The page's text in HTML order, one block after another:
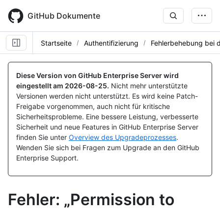
main
content
GitHub Dokumente
Startseite Authentifizierung Fehlerbehebung bei
Diese Version von GitHub Enterprise Server wird
eingestellt am 2026-08-25. Nicht mehr unterstützte
Versionen werden nicht unterstützt. Es wird keine Patch-
Freigabe vorgenommen, auch nicht für kritische
Sicherheitsprobleme. Eine bessere Leistung, verbesserte
Sicherheit und neue Features in GitHub Enterprise Server
finden Sie unter Overview des Upgradeprozesses.
Wenden Sie sich bei Fragen zum Upgrade an den GitHub
Enterprise Support.
Fehler: „Permission to